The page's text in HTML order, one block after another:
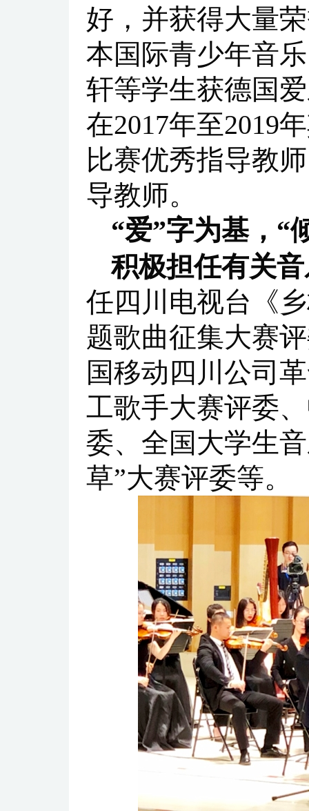
好，并获得大量
本国际青少年音
轩等学生获德国
在2017年至2019
比赛优秀指导教
导教师。
“爱”字为基，“
积极担任有关
任四川电视台《
题歌曲征集大赛
国移动四川公司
工歌手大赛评委
委、全国大学生
草”大赛评委等。